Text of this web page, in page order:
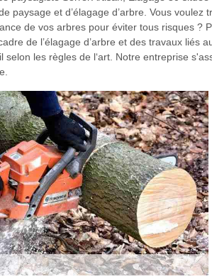
paysage et d’élagage d’arbre. Vous
de vos arbres pour éviter tous risques ?
de l’élagage d’arbre et des travaux liés
selon les règles de l‘art. Notre entreprise